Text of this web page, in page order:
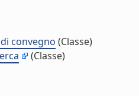
convegno (Classe)
(Classe)